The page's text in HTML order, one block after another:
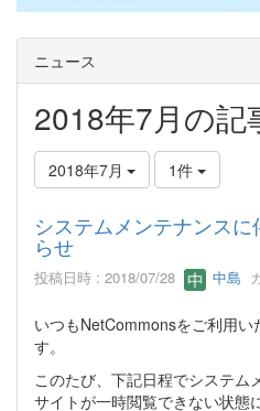
ニュース
2018年7月の記
2018年7月 1件
システムメンテナンス
らせ
投稿日時 : 2018/07/28 中島
いつもNetCommonsをご利用い
す。
このたび、下記日程でシステム
サイトが一時閲覧できない状態